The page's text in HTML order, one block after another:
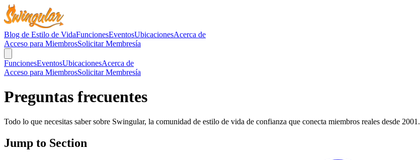
Blog de Estilo de VidaFuncionesEventosUbicacionesAcerca de
Acceso para MiembrosSolicitar Membresía
FuncionesEventosUbicacionesAcerca de
Acceso para MiembrosSolicitar Membresía
Preguntas frecuentes
Todo lo que necesitas saber sobre Swingular, la comunidad de estilo de vida de confianza que conecta miembros reales desde 2001.
Jump to Section